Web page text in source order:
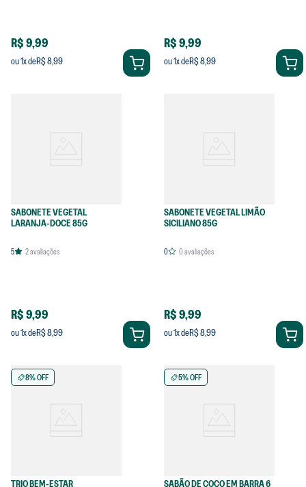
R$ 9,99
ou1x deR$ 8,99
R$ 9,99
ou1x deR$ 8,99
SABONETE VEGETAL
LARANJA-DOCE 85G
5 2avaliações
R$ 9,99
ou1x deR$ 8,99
SABONETE VEGETAL LIMÃO
SICILIANO 85G
0 0avaliações
R$ 9,99
ou1x deR$ 8,99
8% OFF
TRIO BEM-ESTAR
5% OFF
SABÃO DE COCO EM BARRA 6